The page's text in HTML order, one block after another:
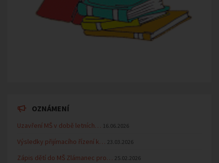
OZNÁMENÍ
Uzavření MŠ v době letních… 16.06.2026
Výsledky přijímacího řízení k… 23.03.2026
Zápis dětí do MŠ Zlámanec pro… 25.02.2026